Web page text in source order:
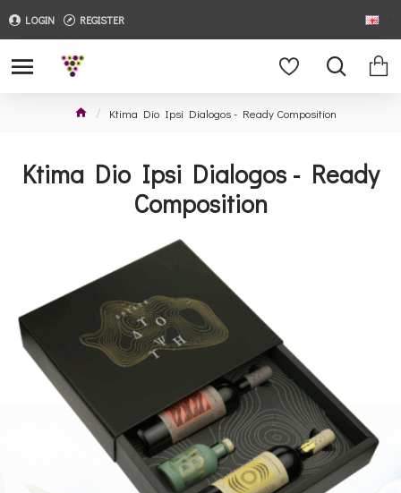
LOGIN REGISTER
Ktima Dio Ipsi Dialogos - Ready Composition
Ktima Dio Ipsi Dialogos - Ready
Composition